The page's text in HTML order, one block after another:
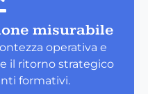
misurabile
operativa e
il ritorno strategico
formativi.